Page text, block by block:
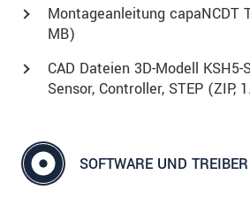
Montageanleitung capaNCDT
MB)
CAD Dateien 3D-Modell KSH5-
Sensor, Controller, STEP (ZIP,
SOFTWARE UND TREIBER